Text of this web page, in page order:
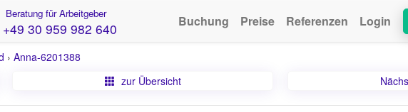
Beratung für Arbeitgeber
+49 30 959 982 640 Buchung Preise Referenzen Login
› Anna-6201388
zur Übersicht